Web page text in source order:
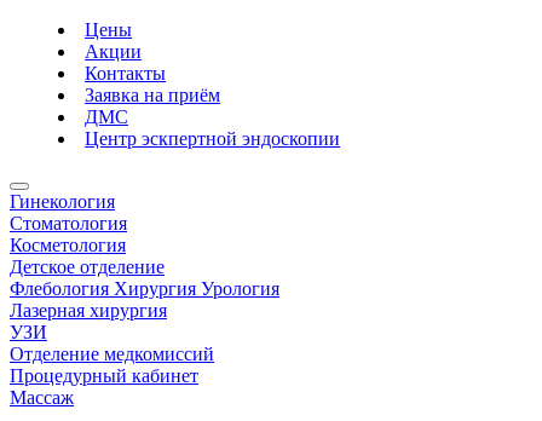
Цены
Акции
Контакты
Заявка на приём
ДМС
Центр эскпертной эндоскопии
Гинекология
Стоматология
Косметология
Детское отделение
Флебология Хирургия Урология
Лазерная хирургия
УЗИ
Отделение медкомиссий
Процедурный кабинет
Массаж